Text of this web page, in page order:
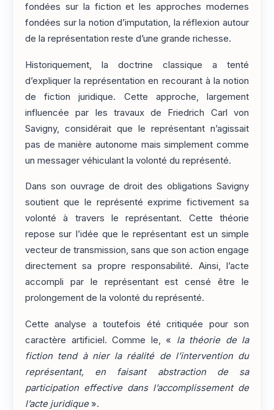
fondées sur la fiction et les approches modernes
fondées sur la notion d’imputation, la réflexion autour
de la représentation reste d’une grande richesse.
Historiquement, la doctrine classique a tenté
d’expliquer la représentation en recourant à la notion
de fiction juridique. Cette approche, largement
influencée par les travaux de Friedrich Carl von
Savigny, considérait que le représentant n’agissait
pas de manière autonome mais simplement comme
un messager véhiculant la volonté du représenté.
Dans son ouvrage de droit des obligations Savigny
soutient que le représenté exprime fictivement sa
volonté à travers le représentant. Cette théorie
repose sur l’idée que le représentant est un simple
vecteur de transmission, sans que son action engage
directement sa propre responsabilité. Ainsi, l’acte
accompli par le représentant est censé être le
prolongement de la volonté du représenté.
Cette analyse a toutefois été critiquée pour son
caractère artificiel. Comme le, « la théorie de la
fiction tend à nier la réalité de l’intervention du
représentant, en faisant abstraction de sa
participation effective dans l’accomplissement de
l’acte juridique».